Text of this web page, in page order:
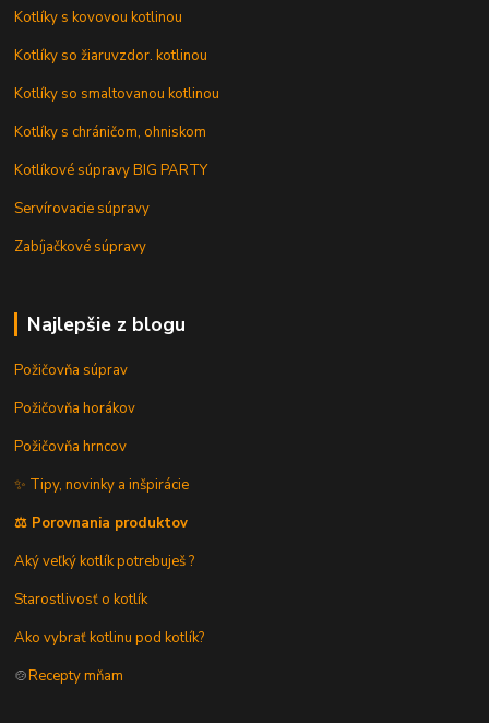
Kotlíky s kovovou kotlinou
Kotlíky so žiaruvzdor. kotlinou
Kotlíky so smaltovanou kotlinou
Kotlíky s chráničom, ohniskom
Kotlíkové súpravy BIG PARTY
Servírovacie súpravy
Zabíjačkové súpravy
Najlepšie z blogu
Požičovňa súprav
Požičovňa horákov
Požičovňa hrncov
✨ Tipy, novinky a inšpirácie
⚖️ Porovnania produktov
Aký veľký kotlík potrebuješ ?
Starostlivosť o kotlík
Ako vybrať kotlinu pod kotlík?
🍲Recepty mňam